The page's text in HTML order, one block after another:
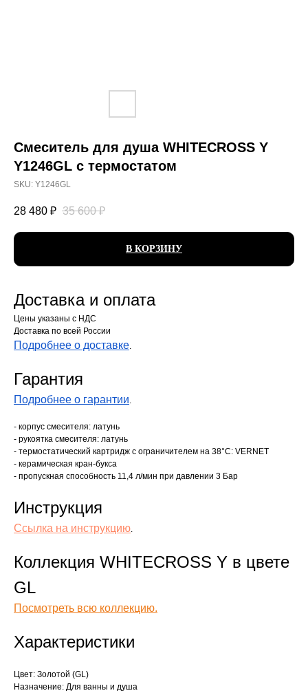
Смеситель для душа WHITECROSS Y
Y1246GL с термостатом
SKU: Y1246GL
28 480 ₽ 35 600 ₽
В КОРЗИНУ
Доставка и оплата
Цены указаны с НДС
Доставка по всей России
Подробнее о доставке.
Гарантия
Подробнее о гарантии.
- корпус смесителя: латунь
- рукоятка смесителя: латунь
- термостатический картридж с ограничителем на 38°C: VERNET
- керамическая кран-букса
- пропускная способность 11,4 л/мин при давлении 3 Бар
Инструкция
Ссылка на инструкцию.
Коллекция WHITECROSS Y в цвете
GL
Посмотреть всю коллекцию.
Характеристики
Цвет: Золотой (GL)
Назначение: Для ванны и душа